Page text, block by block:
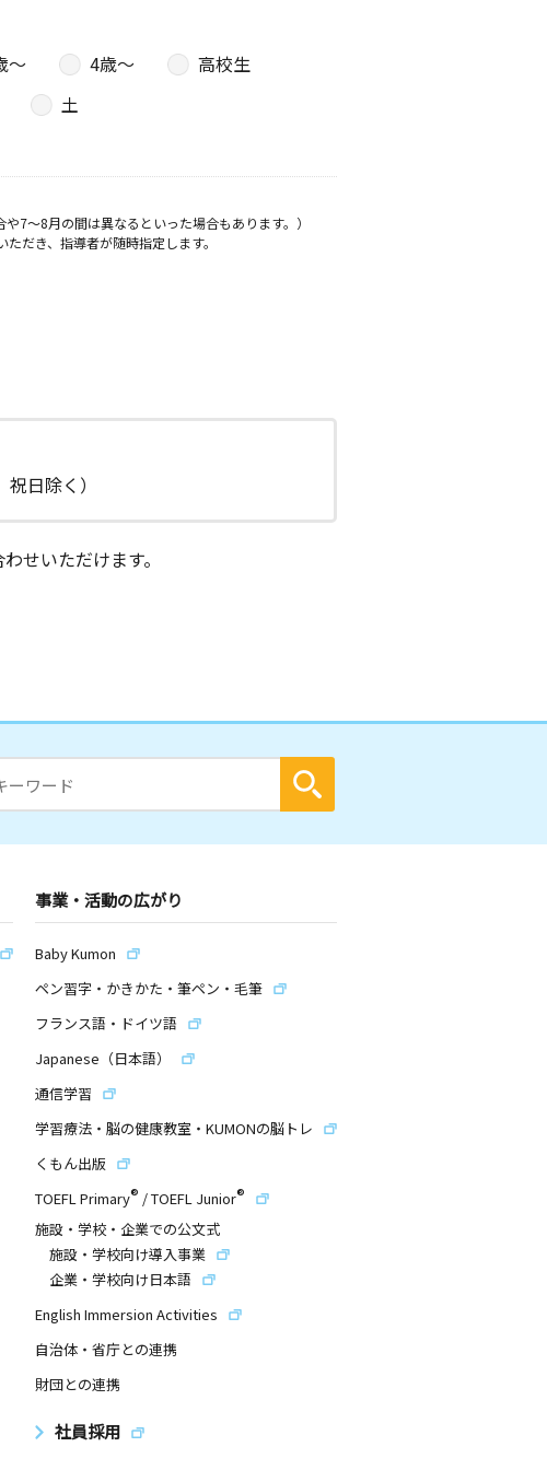
〜 4歳〜
高校生
土
7～8月の間は異なるといった場合もあります。）
だき、指導者が随時指定します。
日除く）
せいただけます。
事業・活動の広がり
Baby Kumon
ペン習字・かきかた・筆ペン・毛筆
フランス語・ドイツ語
Japanese（日本語）
通信学習
学習療法・脳の健康教室・KUMONの脳トレ
くもん出版
TOEFL Primary® /TOEFL Junior®
施設・学校・企業での公文式
施設・学校向け導入事業
企業・学校向け日本語
English Immersion Activities
自治体・省庁との連携
財団との連携
社員採用